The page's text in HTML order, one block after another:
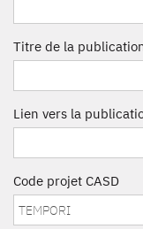
Titre de la
Lien vers la
Code projet CASD